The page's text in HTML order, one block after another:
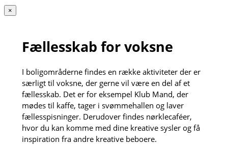
×
Fællesskab for voksne
I boligområderne findes en række aktiviteter der er
særligt til voksne, der gerne vil være en del af et
fællesskab. Det er for eksempel Klub Mand, der
mødes til kaffe, tager i svømmehallen og laver
fællesspisninger. Derudover findes nørklecaféer,
hvor du kan komme med dine kreative sysler og få
inspiration fra andre kreative beboere.